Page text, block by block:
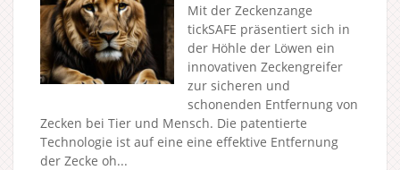
Mit der Zeckenzange
tickSAFE präsentiert sich in
der Höhle der Löwen ein
innovativen Zeckengreifer
zur sicheren und
schonenden Entfernung von
Zecken bei Tier und Mensch. Die patentierte
Technologie ist auf eine eine effektive Entfernung
der Zecke oh...